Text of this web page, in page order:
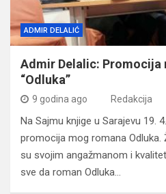
ADMIR DELALIĆ
Admir Delalic: Promocija
“Odluka”
9 godina ago Redakcija
Na Sajmu knjige u Sarajevu 19.
promocija mog romana Odluka.
su svojim angažmanom i
sve da roman Odluka…